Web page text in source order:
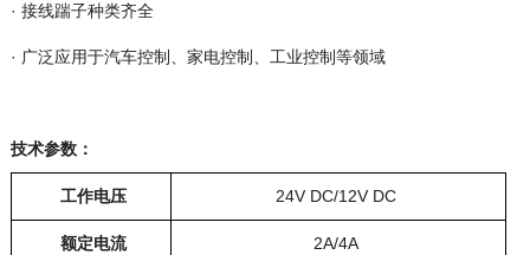
· 接线踹子种类齐全
· 广泛应用于汽车控制、家电控制、工业控制等领域
技术参数：
工作电压 24V DC/12V DC
额定电流 2A/4A